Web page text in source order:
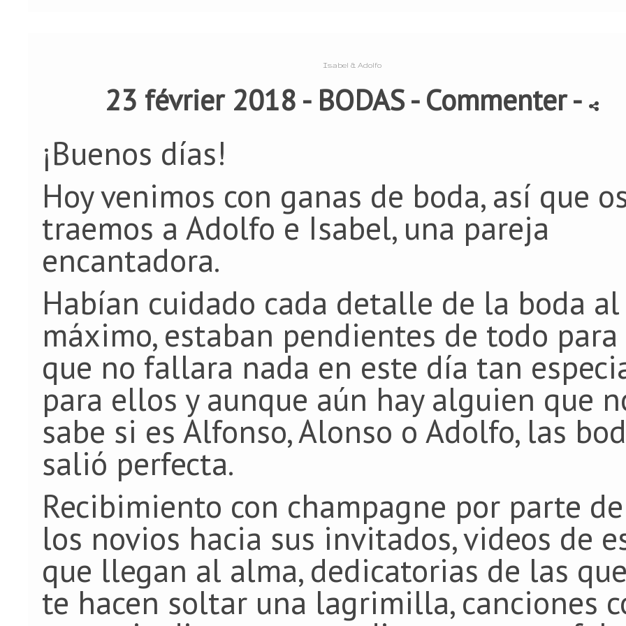
Isabel & Adolfo
23 février 2018 - BODAS- Commenter-
¡Buenos días!
Hoy venimos con ganas de boda, así que
traemos a Adolfo e Isabel, una pareja
encantadora.
Habían cuidado cada detalle de la boda al
máximo, estaban pendientes de todo para
que no fallara nada en este día tan
para ellos y aunque aún hay alguien que
sabe si es Alfonso, Alonso o Adolfo, las
salió perfecta.
Recibimiento con champagne por parte de
los novios hacia sus invitados, videos de
que llegan al alma, dedicatorias de las
te hacen soltar una lagrimilla, canciones